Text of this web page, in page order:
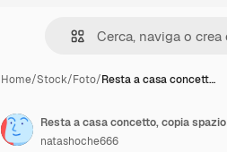
Home/Stock/Foto/Resta a casa concett…
Resta a casa concetto, copia spazio
natashoche666